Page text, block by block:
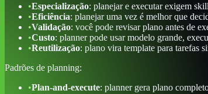
•Especialização: planejar e executar exigem
•Eficiência: planejar uma vez é melhor que
•Validação: você pode revisar plano antes de
•Custo: planner pode usar modelo grande,
•Reutilização: plano vira template para tarefas
Padrões de planning:
•Plan-and-execute: planner gera plano